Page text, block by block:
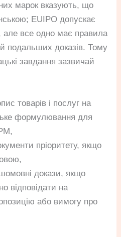
марок вказують, що
EUIPO допускає
все одно має правила
подальших доказів. Тому
завдання зазвичай
товарів і послуг на
формулювання для
пріоритету, якщо
докази, якщо
відповідати на
або вимогу про